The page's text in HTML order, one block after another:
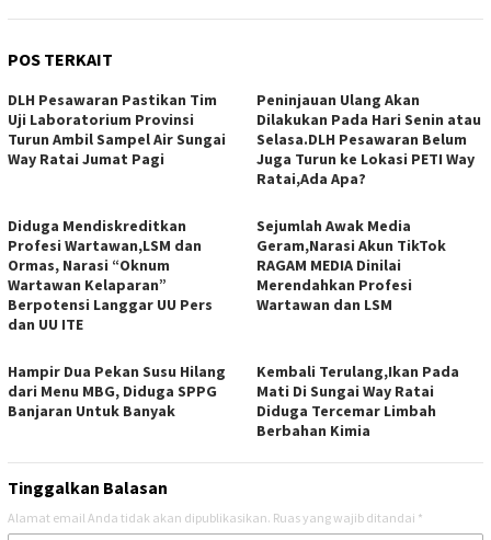
POS TERKAIT
DLH Pesawaran Pastikan Tim
Uji Laboratorium Provinsi
Turun Ambil Sampel Air Sungai
Way Ratai Jumat Pagi
Peninjauan Ulang Akan
Dilakukan Pada Hari Senin atau
Selasa.DLH Pesawaran Belum
Juga Turun ke Lokasi PETI Way
Ratai,Ada Apa?
Diduga Mendiskreditkan
Profesi Wartawan,LSM dan
Ormas, Narasi “Oknum
Wartawan Kelaparan”
Berpotensi Langgar UU Pers
dan UU ITE
Sejumlah Awak Media
Geram,Narasi Akun TikTok
RAGAM MEDIA Dinilai
Merendahkan Profesi
Wartawan dan LSM
Hampir Dua Pekan Susu Hilang
dari Menu MBG, Diduga SPPG
Banjaran Untuk Banyak
Kembali Terulang,Ikan Pada
Mati Di Sungai Way Ratai
Diduga Tercemar Limbah
Berbahan Kimia
Tinggalkan Balasan
Alamat email Anda tidak akan dipublikasikan. Ruas yang wajib ditandai *